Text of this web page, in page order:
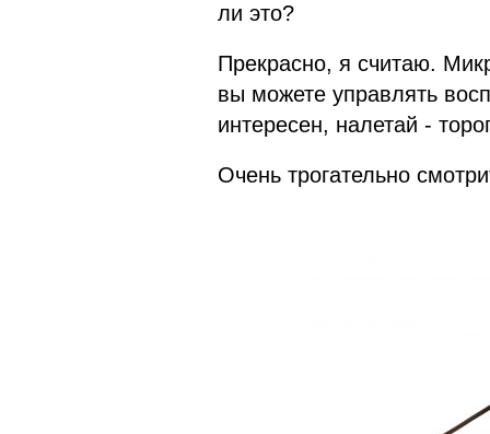
ли это?
Прекрасно, я считаю.
вы можете управлять
интересен, налетай -
Очень трогательно